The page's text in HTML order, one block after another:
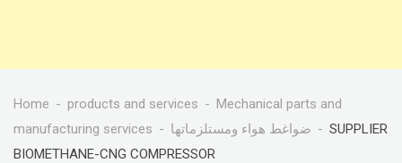
Home products and services
Mechanical parts and
manufacturing services
ضواغط هواء ومستلزماتها
SUPPLIER
BIOMETHANE-CNG COMPRESSOR